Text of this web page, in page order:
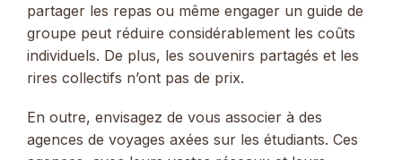
partager les repas ou même engager un guide de
groupe peut réduire considérablement les coûts
individuels. De plus, les souvenirs partagés et les
rires collectifs n’ont pas de prix.
En outre, envisagez de vous associer à des
agences de voyages axées sur les étudiants. Ces